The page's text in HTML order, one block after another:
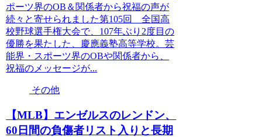
ポーツ界のOB＆関係者から祝福の声が
続々と寄せられました第105回 全国高
校野球選手権大会で、107年ぶり2度目の
優勝を果たした、慶應義塾高等学校。芸
能界・スポーツ界のOBや関係者から、
祝福のメッセージが...
その他
【MLB】エンゼルスのレンドン、
60日間の負傷者リスト入りと長期